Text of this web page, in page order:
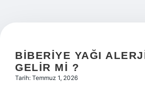
BIBERIYE YAĞI
GELIR MI ?
Tarih: Temmuz 1, 2026